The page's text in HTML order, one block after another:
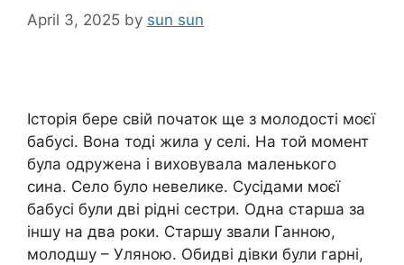
April 3, 2025 by sun sun
Історія бере свій початок ще з молодості моєї
бабусі. Вона тоді жила у селі. На той момент
була одружена і виховувала маленького
сина. Село було невелике. Сусідами моєї
бабусі були дві рідні сестри. Одна старша за
іншу на два роки. Старшу звали Ганною,
молодшу – Уляною. Обидві дівки були гарні,